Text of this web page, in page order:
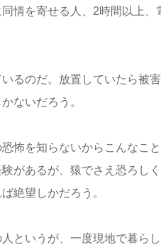
情を寄せる人、2時間以上
るのだ。放置していたら被
ないだろう。
怖を知らないからこんなこ
があるが、猿でさえ恐ろし
絶望しかだろう。
というが、一度現地で暮ら